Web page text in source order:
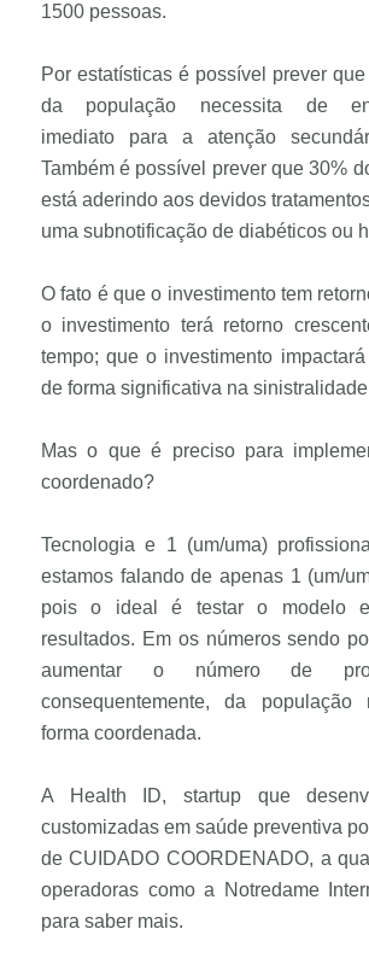
1500 pessoas.
Por estatísticas é possível prever
da população necessita de
imediato para a atenção
Também é possível prever que 30%
está aderindo aos devidos
uma subnotificação de diabéticos ou
O fato é que o investimento tem
o investimento terá retorno
tempo; que o investimento
de forma significativa na
Mas o que é preciso para
coordenado?
Tecnologia e 1 (um/uma)
estamos falando de apenas 1 (um/
pois o ideal é testar o modelo
resultados. Em os números sendo
aumentar o número de
consequentemente, da população
forma coordenada.
A Health ID, startup que
customizadas em saúde preventiva
de CUIDADO COORDENADO, a
operadoras como a Notredame
para saber mais.